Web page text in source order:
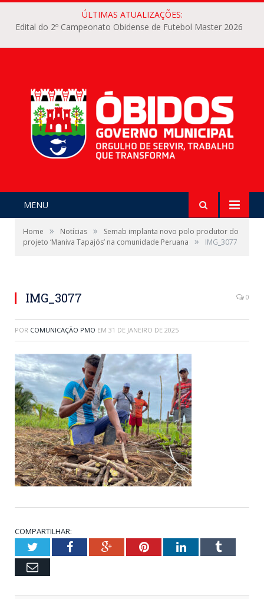
ÚLTIMAS ATUALIZAÇÕES:
Edital do 2º Campeonato Obidense de Futebol Master 2026
MENU
Home » Notícias »
Semab implanta novo polo produtor do
projeto ‘Maniva Tapajós’ na comunidade Peruana
» IMG_3077
IMG_3077 0
POR COMUNICAÇÃO PMO EM 31 DE JANEIRO DE 2025
COMPARTILHAR:
TwitterFacebookGoogle+PinterestLinkedInTumblr
Email